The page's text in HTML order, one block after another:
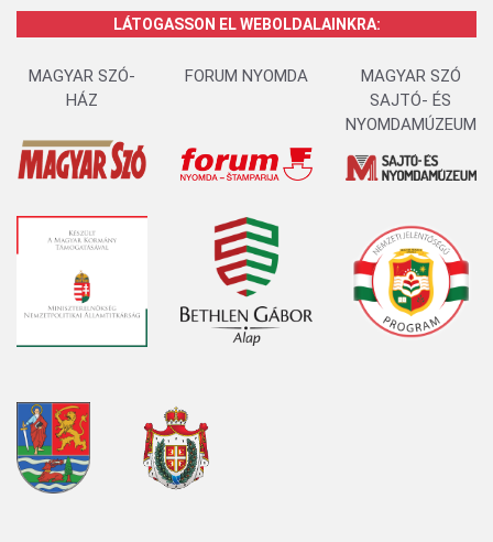
LÁTOGASSON EL WEBOLDALAINKRA:
MAGYAR SZÓ-
HÁZ
FORUM NYOMDA
MAGYAR SZÓ
SAJTÓ- ÉS
NYOMDAMÚZEUM